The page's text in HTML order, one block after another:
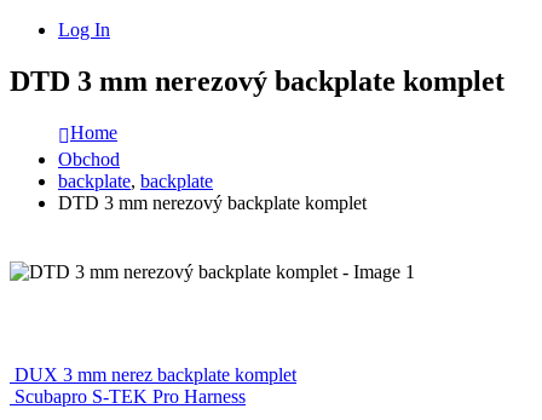
Log In
DTD 3 mm nerezový backplate komplet
Home
Obchod
backplate, backplate
DTD 3 mm nerezový backplate komplet
DUX 3 mm nerez backplate komplet
Scubapro S-TEK Pro Harness